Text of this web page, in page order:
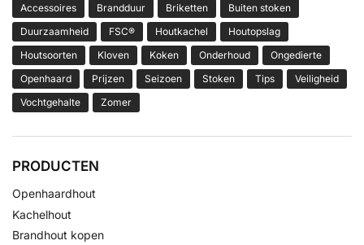
Accessoires Brandduur Briketten
Buiten stoken
Duurzaamheid
FSC® Houtkachel
Houtopslag
Houtsoorten
Kloven Koken Onderhoud
Ongedierte
Openhaard
Prijzen Seizoen Stoken Tips
Veiligheid
Vochtgehalte
Zomer
PRODUCTEN
Openhaardhout
Kachelhout
Brandhout kopen